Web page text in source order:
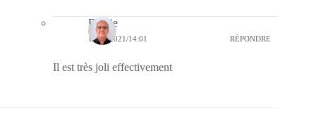
Bernie
13/04/2021/14:01 RÉPONDRE
Il est très joli effectivement